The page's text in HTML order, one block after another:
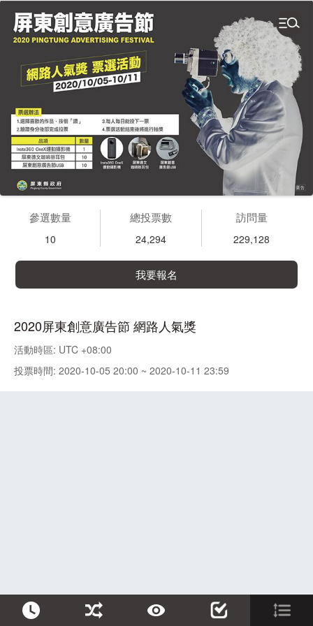
參選數量
10
總投票數
24,294
訪問量
229,128
我要報名
2020屏東創意廣告節 網路人氣獎
活動時區: UTC +08:00
投票時間: 2020-10-05 20:00 ~ 2020-10-11 23:59